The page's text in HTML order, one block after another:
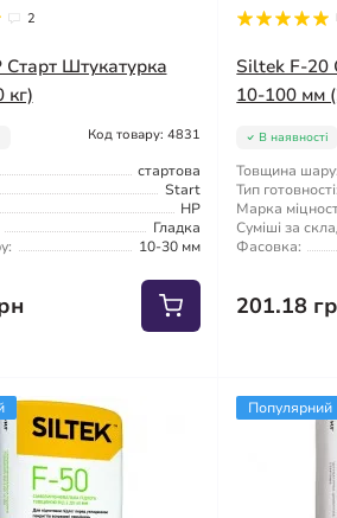
2
Старт Штукатурка
кг)
Код товару: 4831
стартова
Start
HP
Гладка
10-30 мм
Siltek F-20
10-100 мм
В наявності
Товщина шару:
Тип готовності:
Марка
Суміші за
Фасовка:
201.18
Популярний